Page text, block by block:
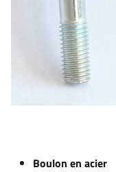
Boulon en acier